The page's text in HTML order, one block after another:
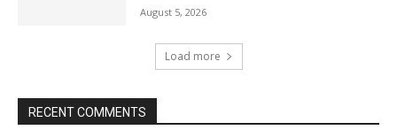
August 5, 2026
Load more
RECENT COMMENTS